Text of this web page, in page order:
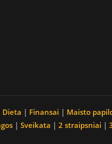
Dieta | Finansai | Maisto
| Sveikata | 2 straipsniai |